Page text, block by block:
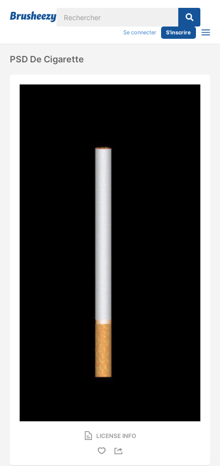
Se connecter S'inscrire
PSD De Cigarette
LICENSE INFO